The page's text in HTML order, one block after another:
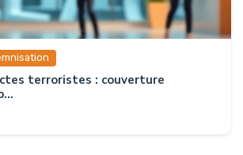
terroristes : couverture